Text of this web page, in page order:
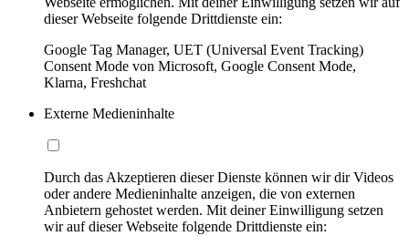
dieser Webseite folgende Drittdienste ein:
Google Tag Manager, UET (Universal Event Tracking)
Consent Mode von Microsoft, Google Consent Mode,
Klarna, Freshchat
Externe Medieninhalte
Durch das Akzeptieren dieser Dienste können wir dir Videos
oder andere Medieninhalte anzeigen, die von externen
Anbietern gehostet werden. Mit deiner Einwilligung setzen
wir auf dieser Webseite folgende Drittdienste ein: